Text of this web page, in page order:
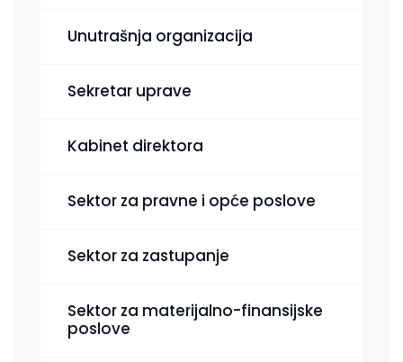
Unutrašnja organizacija
Sekretar uprave
Kabinet direktora
Sektor za pravne i opće poslove
Sektor za zastupanje
Sektor za materijalno-finansijske
poslove